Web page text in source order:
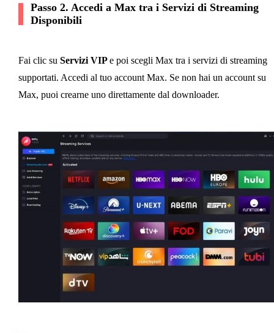
Passo 2. Accedi a Max tra i Servizi di Streaming
Disponibili
Fai clic su Servizi VIPe poi scegli Max tra i servizi di streaming
supportati. Accedi al tuo account Max. Se non hai un account su
Max, puoi crearne uno direttamente dal downloader.